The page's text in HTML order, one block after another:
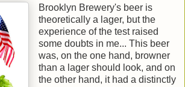
Brooklyn Brewery's beer is
theoretically a lager, but the
experience of the test raised
some doubts in me... This beer
was, on the one hand, browner
than a lager should look, and on
the other hand, it had a distinctly